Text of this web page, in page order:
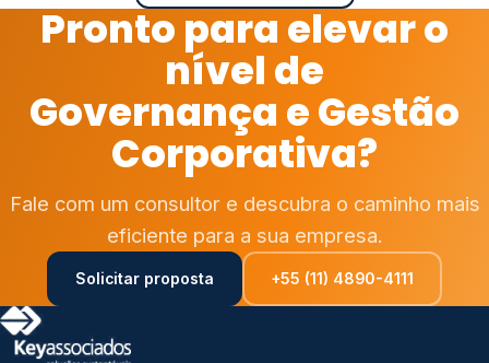
Pronto para elevar o
nível de
Governança e Gestão
Corporativa?
Fale com um consultor e descubra o caminho mais
eficiente para a sua empresa.
Solicitar proposta +55 (11) 4890-4111